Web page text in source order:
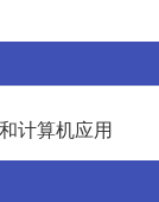
计算机应用